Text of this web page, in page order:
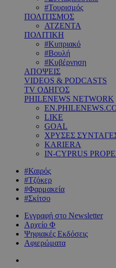
#Τουρισμός
ΠΟΛΙΤΙΣΜΟΣ
ΑΤΖΕΝΤΑ
ΠΟΛΙΤΙΚΗ
#Κυπριακό
#Βουλή
#Κυβέρνηση
ΑΠΟΨΕΙΣ
VIDEOS & PODCASTS
TV ΟΔΗΓΟΣ
PHILENEWS NETWORK
LIKE
GOAL
ΧΡΥΣΕΣ
KARIERA
IN-CYPRUS
#Καιρός
#Τζόκερ
#Φαρμακεία
#Σκίτσο
Εγγραφή στο Newsletter
Αρχείο Φ
Ψηφιακές Εκδόσεις
Αφιερώματα